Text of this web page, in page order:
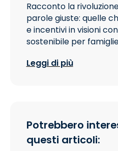
Racconto la
parole giuste: quelle
e incentivi in visioni
sostenibile per
Leggi di più
Potrebbero
questi articoli: